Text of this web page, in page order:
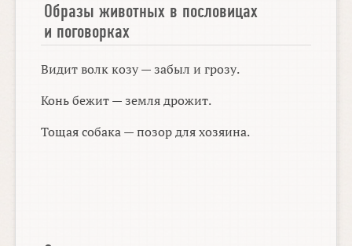
Образы животных в пословицах
и поговорках
Видит волк козу — забыл и грозу.
Конь бежит — земля дрожит.
Тощая собака — позор для хозяина.